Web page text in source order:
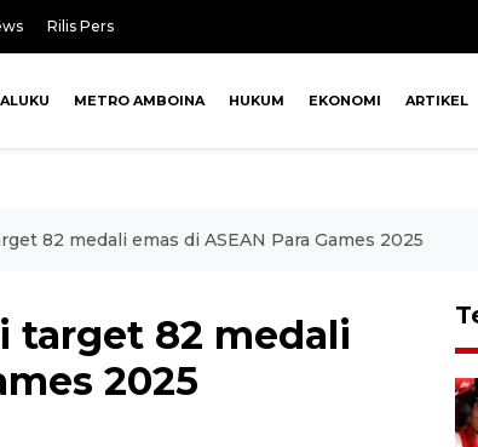
Rilis Pers
METRO AMBOINA HUKUM EKONOMI ARTIKEL
82 medali emas di ASEAN Para Games 2025
target 82 medali
2025